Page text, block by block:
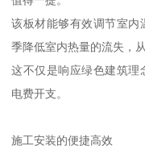
该板材能够有效调节室内
季降低室内热量的流失，
这不仅是响应绿色建筑理
电费开支。
施工安装的便捷高效